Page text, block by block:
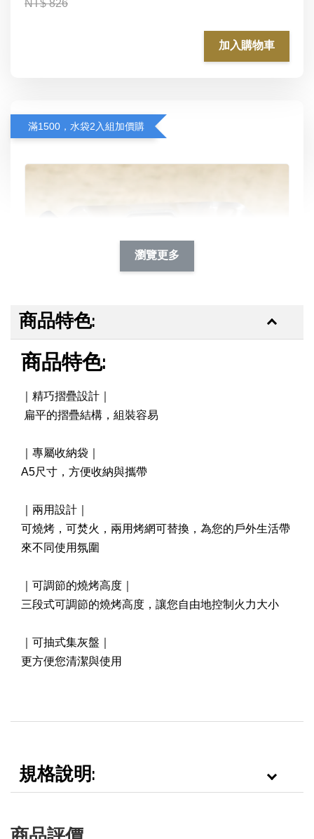
NT$ 826
加入購物車
滿1500，水袋2入組加價購
BUNDOK 摺疊水袋 水壺 水桶 7L大容量 露營/野營/
急難/防災儲水 BD-347 [防災必備，2入組]
NT$ 254
瀏覽更多
商品特色:
商品特色:
｜精巧摺疊設計｜
扁平的摺疊結構，組裝容易
｜專屬收納袋｜
A5尺寸，方便收納與攜帶
｜兩用設計｜
可燒烤，可焚火，兩用烤網可替換，為您的戶外生活帶
來不同使用氛圍
｜可調節的燒烤高度｜
三段式可調節的燒烤高度，讓您自由地控制火力大小
｜可抽式集灰盤｜
更方便您清潔與使用
規格說明: